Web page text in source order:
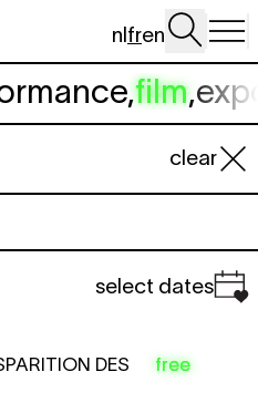
nlfren
,film,
clear
select dates
DES
free